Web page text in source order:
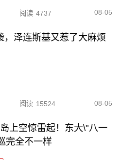
阅读 4737 08-05
，泽连斯基又惹了大麻烦
阅读 15524 08-05
上空惊雷起！东大\"八一
完全不一样